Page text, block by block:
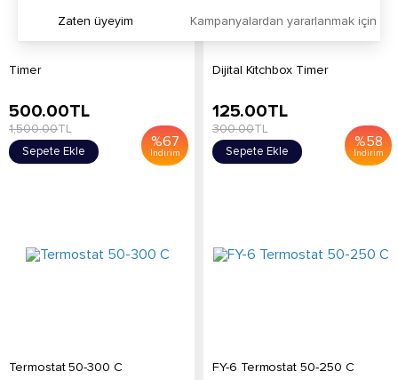
Timer
%67
İndirim
500.00TL
1,500.00TL
Sepete Ekle
Dijital Kitchbox Timer
%58
İndirim
125.00TL
300.00TL
Sepete Ekle
Termostat 50-300 C FY-6 Termostat 50-250 C
Kampanyalardan yararlanmak için
Zaten üyeyim